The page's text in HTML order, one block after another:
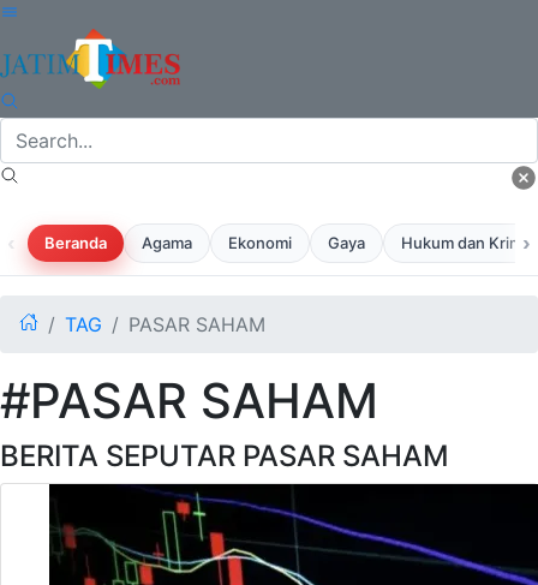
‹ Beranda Agama Ekonomi Gaya Hukum dan ›
TAG PASAR SAHAM
#PASAR SAHAM
BERITA SEPUTAR PASAR SAHAM